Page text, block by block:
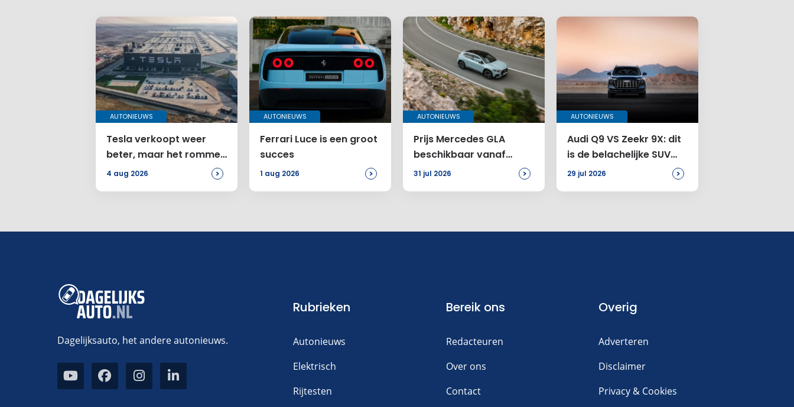
AUTONIEUWS
Tesla verkoopt weer
beter, maar het rommelt
bij de Amerikanen
4 aug 2026 >
AUTONIEUWS
Ferrari Luce is een groot
succes
1 aug 2026 >
AUTONIEUWS
Prijs Mercedes GLA
beschikbaar vanaf
46.899 euro
31 jul 2026 >
AUTONIEUWS
Audi Q9 VS Zeekr 9X: dit
is de belachelijke SUV
voor jou
29 jul 2026 >
Dagelijksauto, het andere autonieuws.
Rubrieken
Autonieuws
Elektrisch
Rijtesten
Bereik ons
Redacteuren
Over ons
Contact
Overig
Adverteren
Disclaimer
Privacy & Cookies